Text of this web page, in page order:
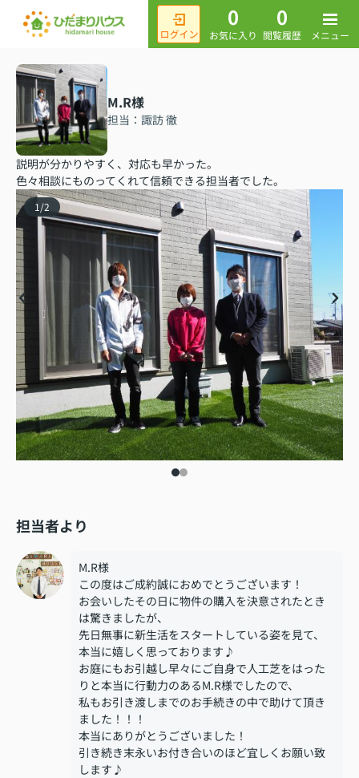
0
お気に入り
0
閲覧履歴 メニュー
M.R様
担当：諏訪 徹
説明が分かりやすく、対応も早かった。
色々相談にものってくれて信頼できる担当者でした。
1 /2
担当者より
M.R様
この度はご成約誠におめでとうございます！
お会いしたその日に物件の購入を決意されたとき
は驚きましたが、
先日無事に新生活をスタートしている姿を見て、
本当に嬉しく思っております♪
お庭にもお引越し早々にご自身で人工芝をはった
りと本当に行動力のあるM.R様でしたので、
私もお引き渡しまでのお手続きの中で助けて頂き
ました！！！
本当にありがとうございました！
引き続き末永いお付き合いのほど宜しくお願い致
します♪